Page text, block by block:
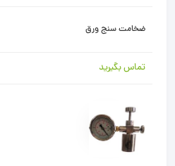
ضخامت سنج ورق
تماس بگیرید